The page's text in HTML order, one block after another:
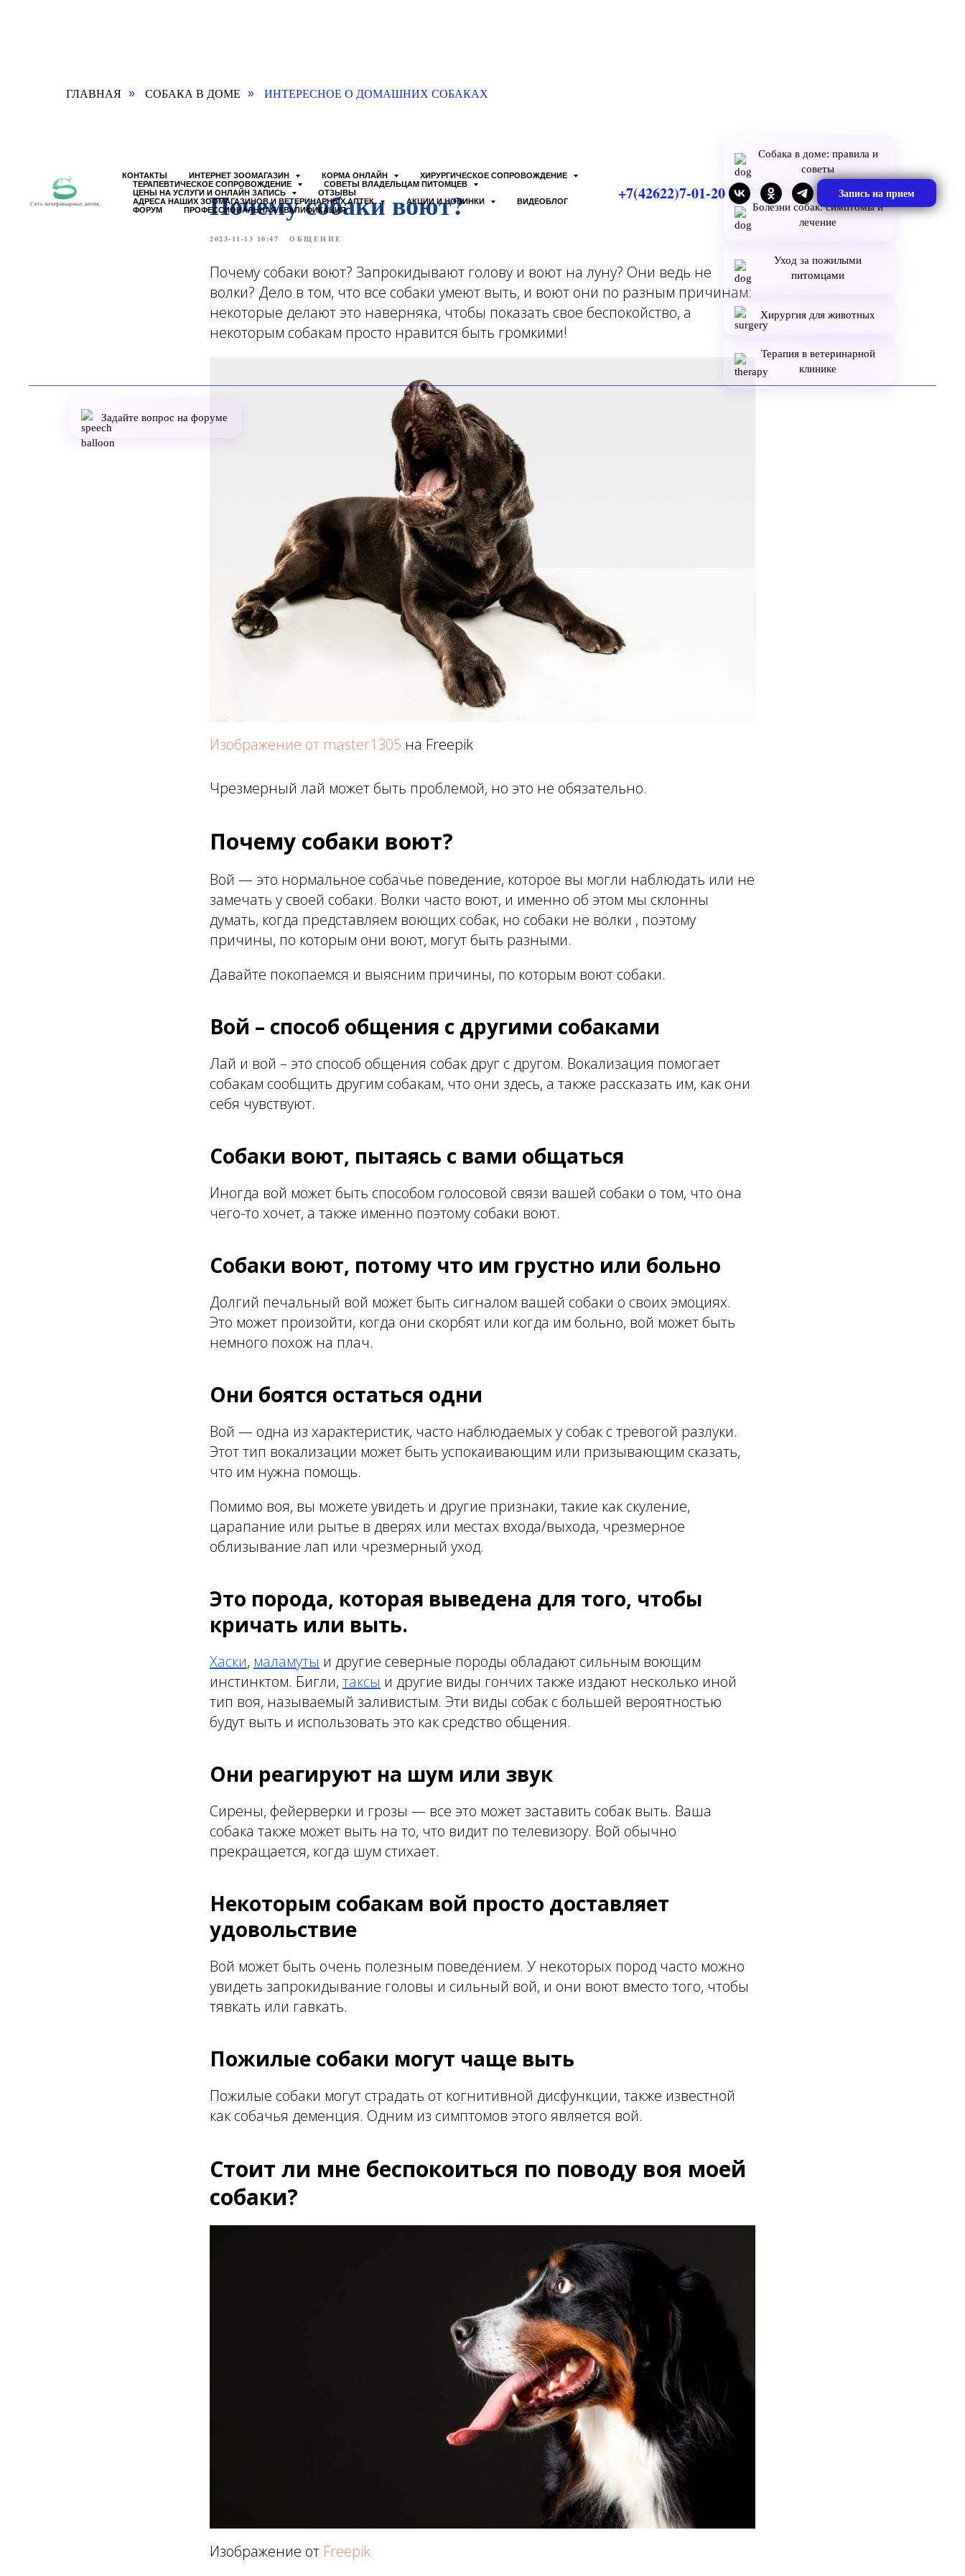
КОНТАКТЫ ИНТЕРНЕТ ЗООМАГАЗИН КОРМА ОНЛАЙН
ХИРУРГИЧЕСКОЕ СОПРОВОЖДЕНИЕ
ТЕРАПЕВТИЧЕСКОЕ СОПРОВОЖДЕНИЕ
СОВЕТЫ ВЛАДЕЛЬЦАМ ПИТОМЦЕВ
ЦЕНЫ НА УСЛУГИ И ОНЛАЙН ЗАПИСЬ
ОТЗЫВЫ
АДРЕСА НАШИХ ЗООМАГАЗИНОВ И ВЕТЕРИНАРНЫХ АПТЕК
АКЦИИ И НОВИНКИ
ВИДЕОБЛОГ
ФОРУМ
ПРОФЕССИОНАЛЬНАЯ КВАЛИФИКАЦИЯ
+7(42622)7-01-20 Запись на прием
ГЛАВНАЯ » СОБАКА В ДОМЕ » ИНТЕРЕСНОЕ О ДОМАШНИХ СОБАКАХ
Почему собаки воют?
2023-11-13 10:47 ОБЩЕНИЕ
Почему собаки воют? Запрокидывают голову и воют на луну? Они ведь не
волки? Дело в том, что все собаки умеют выть, и воют они по разным причинам:
некоторые делают это наверняка, чтобы показать свое беспокойство, а
некоторым собакам просто нравится быть громкими!
Изображение от master1305 на Freepik
Чрезмерный лай может быть проблемой, но это не обязательно.
Почему собаки воют?
Вой — это нормальное собачье поведение, которое вы могли наблюдать или не
замечать у своей собаки. Волки часто воют, и именно об этом мы склонны
думать, когда представляем воющих собак, но собаки не волки , поэтому
причины, по которым они воют, могут быть разными.
Давайте покопаемся и выясним причины, по которым воют собаки.
Вой – способ общения с другими собаками
Лай и вой – это способ общения собак друг с другом. Вокализация помогает
собакам сообщить другим собакам, что они здесь, а также рассказать им, как они
себя чувствуют.
Собаки воют, пытаясь с вами общаться
Иногда вой может быть способом голосовой связи вашей собаки о том, что она
чего-то хочет, а также именно поэтому собаки воют.
Собаки воют, потому что им грустно или больно
Долгий печальный вой может быть сигналом вашей собаки о своих эмоциях.
Это может произойти, когда они скорбят или когда им больно, вой может быть
немного похож на плач.
Они боятся остаться одни
Вой — одна из характеристик, часто наблюдаемых у собак с тревогой разлуки.
Этот тип вокализации может быть успокаивающим или призывающим сказать,
что им нужна помощь.
Помимо воя, вы можете увидеть и другие признаки, такие как скуление,
царапание или рытье в дверях или местах входа/выхода, чрезмерное
облизывание лап или чрезмерный уход.
Это порода, которая выведена для того, чтобы
кричать или выть.
Хаски, маламуты и другие северные породы обладают сильным воющим
инстинктом. Бигли, таксы и другие виды гончих также издают несколько иной
тип воя, называемый заливистым. Эти виды собак с большей вероятностью
будут выть и использовать это как средство общения.
Они реагируют на шум или звук
Сирены, фейерверки и грозы — все это может заставить собак выть. Ваша
собака также может выть на то, что видит по телевизору. Вой обычно
прекращается, когда шум стихает.
Некоторым собакам вой просто доставляет
удовольствие
Вой может быть очень полезным поведением. У некоторых пород часто можно
увидеть запрокидывание головы и сильный вой, и они воют вместо того, чтобы
тявкать или гавкать.
Пожилые собаки могут чаще выть
Пожилые собаки могут страдать от когнитивной дисфункции, также известной
как собачья деменция. Одним из симптомов этого является вой.
Стоит ли мне беспокоиться по поводу воя моей
собаки?
Изображение от Freepik
Собака в доме: правила и
советы
Болезни собак: симптомы и
лечение
Уход за пожилыми
питомцами
Хирургия для животных
Терапия в ветеринарной
клинике
Задайте вопрос на форуме